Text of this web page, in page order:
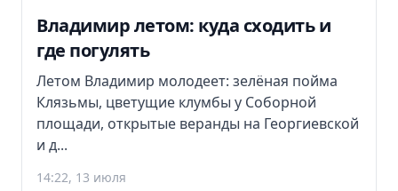
Владимир летом: куда сходить и
где погулять
Летом Владимир молодеет: зелёная пойма
Клязьмы, цветущие клумбы у Соборной
площади, открытые веранды на Георгиевской
и д...
14:22, 13 июля